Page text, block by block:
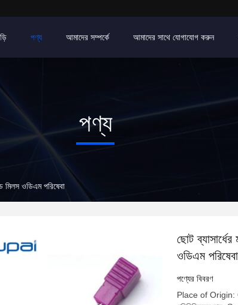
পণ্য আমাদের সম্পর্কে আমাদের সাথে যোগাযোগ করুন
পণ্য
মিলস ওডিএম পরিষেবা
ছোট
ওডিএম পরিষেবা
পণ্যের বিবরণ
Place of Origin: